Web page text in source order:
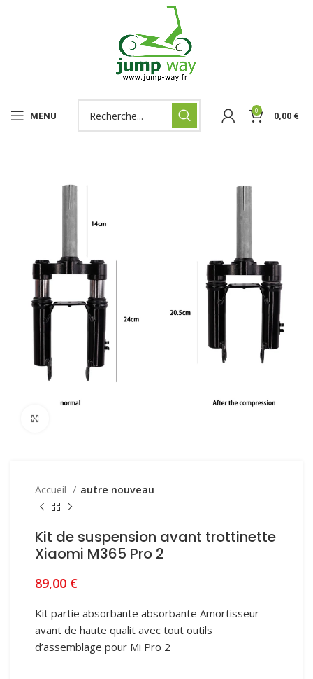
MENU 0 0,00 €
Accueil autre nouveau
Kit de suspension avant trottinette
Xiaomi M365 Pro 2
89,00 €
Kit partie absorbante absorbante Amortisseur
avant de haute qualit avec tout outils
d’assemblage pour Mi Pro 2